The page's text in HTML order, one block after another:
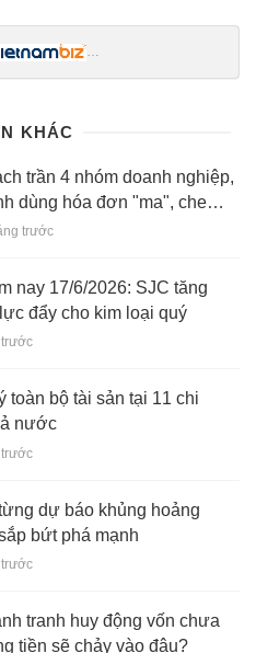
KHÁC
trần 4 nhóm doanh nghiệp,
dùng hóa đơn "ma", che
để gian lận thuế
trước
nay 17/6/2026: SJC tăng
đẩy cho kim loại quý
toàn bộ tài sản tại 11 chi
nước
trước
dự báo khủng hoảng
bứt phá mạnh
tranh huy động vốn chưa
tiền sẽ chảy vào đâu?